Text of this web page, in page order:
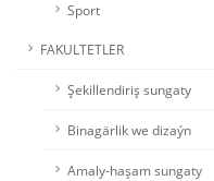
Sport
FAKULTETLER
Şekillendiriş sungaty
Binagärlik we dizaýn
Amaly-haşam sungaty